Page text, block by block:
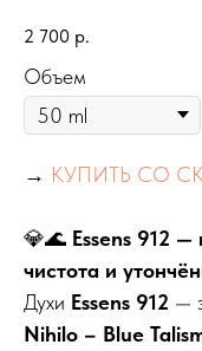
2 700 р.
Объем
→ КУПИТЬ СО
💎🌊 Essens 912 —
чистота и
Духи Essens 912 —
Nihilo – Blue